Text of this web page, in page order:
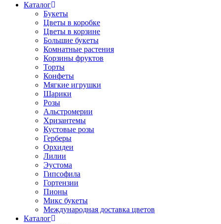
Каталог
Букеты
Цветы в коробке
Цветы в корзине
Большие букеты
Комнатные растения
Корзины фруктов
Торты
Конфеты
Мягкие игрушки
Шарики
Розы
Альстромерии
Хризантемы
Кустовые розы
Герберы
Орхидеи
Лилии
Эустома
Гипсофила
Гортензии
Пионы
Микс букеты
Международная доставка цветов
Каталог